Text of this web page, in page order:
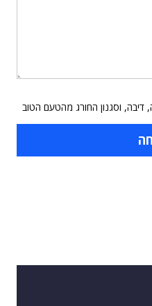
דיבה, וסגנון החורג מהטעם הטוב